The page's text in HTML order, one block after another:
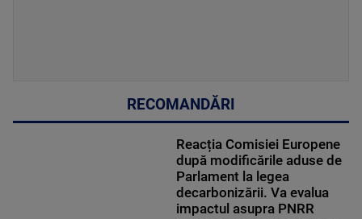
RECOMANDĂRI
Reacția Comisiei Europene
după modificările aduse de
Parlament la legea
decarbonizării. Va evalua
impactul asupra PNRR